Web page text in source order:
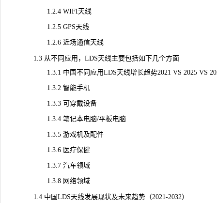
1.2.4 WIFI天线
1.2.5 GPS天线
1.2.6 近场通信天线
1.3 从不同应用，LDS天线主要包括如下几个方面
1.3.1 中国不同应用LDS天线增长趋势2021 VS 2025 VS
1.3.2 智能手机
1.3.3 可穿戴设备
1.3.4 笔记本电脑/平板电脑
1.3.5 游戏机及配件
1.3.6 医疗保健
1.3.7 汽车领域
1.3.8 网络领域
1.4 中国LDS天线发展现状及未来趋势（2021-2032）